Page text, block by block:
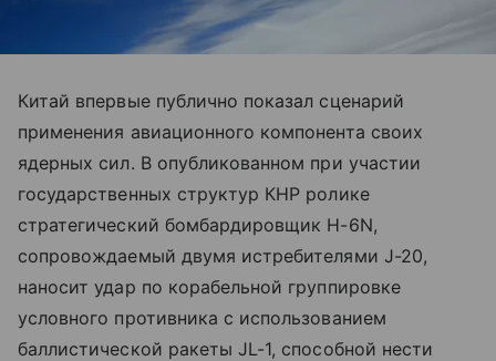
Китай впервые публично показал сценарий
применения авиационного компонента своих
ядерных сил. В опубликованном при участии
государственных структур КНР ролике
стратегический бомбардировщик H-6N,
сопровождаемый двумя истребителями J-20,
наносит удар по корабельной группировке
условного противника с использованием
баллистической ракеты JL-1, способной нести